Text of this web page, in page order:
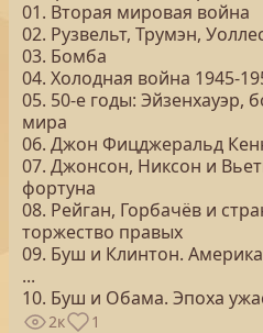
01. Вторая мировая война
02. Рузвельт, Трумэн,
03. Бомба
04. Холодная война 1945-
05. 50-е годы: Эйзенхауэр,
мира
06. Джон Фицджеральд
07. Джонсон, Никсон и
фортуна
08. Рейган, Горбачёв и
торжество правых
09. Буш и Клинтон.
...
10. Буш и Обама. Эпоха
2к 1